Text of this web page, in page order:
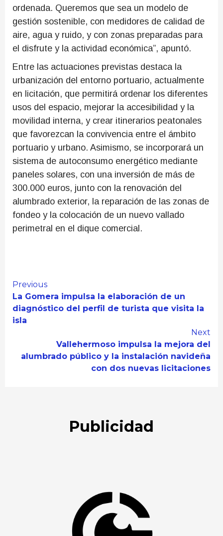
ordenada. Queremos que sea un modelo de
gestión sostenible, con medidores de calidad de
aire, agua y ruido, y con zonas preparadas para
el disfrute y la actividad económica”, apuntó.
Entre las actuaciones previstas destaca la
urbanización del entorno portuario, actualmente
en licitación, que permitirá ordenar los diferentes
usos del espacio, mejorar la accesibilidad y la
movilidad interna, y crear itinerarios peatonales
que favorezcan la convivencia entre el ámbito
portuario y urbano. Asimismo, se incorporará un
sistema de autoconsumo energético mediante
paneles solares, con una inversión de más de
300.000 euros, junto con la renovación del
alumbrado exterior, la reparación de las zonas de
fondeo y la colocación de un nuevo vallado
perimetral en el dique comercial.
Continue
Reading
Previous
La Gomera impulsa la elaboración de un
diagnóstico del perfil de turista que visita la
isla
Next
Vallehermoso impulsa la mejora del
alumbrado público y la instalación navideña
con dos nuevas licitaciones
Publicidad